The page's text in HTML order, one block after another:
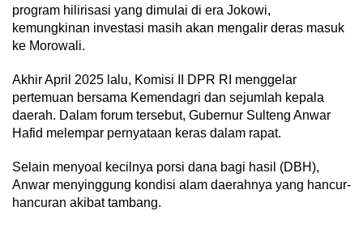
program hilirisasi yang dimulai di era Jokowi,
kemungkinan investasi masih akan mengalir deras masuk
ke Morowali.
Akhir April 2025 lalu, Komisi II DPR RI menggelar
pertemuan bersama Kemendagri dan sejumlah kepala
daerah. Dalam forum tersebut, Gubernur Sulteng Anwar
Hafid melempar pernyataan keras dalam rapat.
Selain menyoal kecilnya porsi dana bagi hasil (DBH),
Anwar menyinggung kondisi alam daerahnya yang hancur-
hancuran akibat tambang.